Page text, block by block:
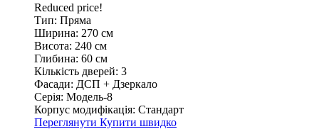
Reduced price!
Тип: Пряма
Ширина: 270 см
Висота: 240 см
Глибина: 60 см
Кількість дверей: 3
Фасади: ДСП + Дзеркало
Серія: Модель-8
Корпус модифікація: Стандарт
Переглянути Купити швидко